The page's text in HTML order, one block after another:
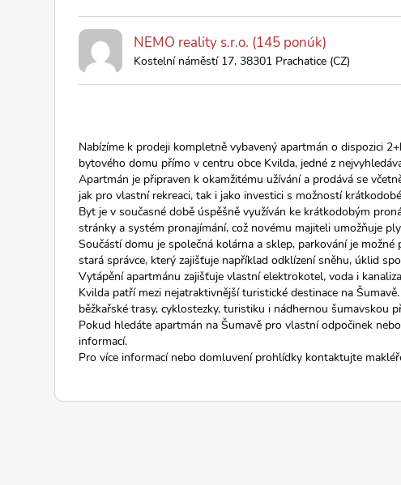
NEMO reality s.r.o. (145 ponúk)
Kostelní náměstí 17, 38301 Prachatice (CZ)
Nabízíme k prodeji kompletně vybavený apartmán o dispozici
bytového domu přímo v centru obce Kvilda, jedné z
Apartmán je připraven k okamžitému užívání a prodává se
jak pro vlastní rekreaci, tak i jako investici s možností
Byt je v současné době úspěšně využíván ke krátkodobým
stránky a systém pronajímání, což novému majiteli umožňuje
Součástí domu je společná kolárna a sklep, parkování je
stará správce, který zajišťuje například odklízení sněhu, úklid
Vytápění apartmánu zajišťuje vlastní elektrokotel, voda i
Kvilda patří mezi nejatraktivnější turistické destinace na
běžkařské trasy, cyklostezky, turistiku i nádhernou šumavskou
Pokud hledáte apartmán na Šumavě pro vlastní odpočinek
informací.
Pro více informací nebo domluvení prohlídky kontaktujte